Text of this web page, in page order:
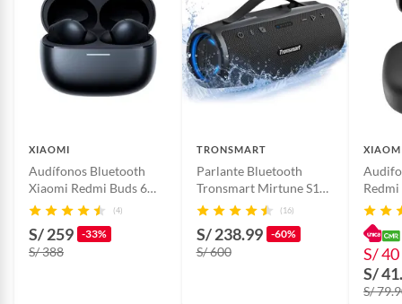
XIAOMI
Audífonos Bluetooth
Xiaomi Redmi Buds 6
Pro Negro
(4)
S/ 259 -33%
S/ 388
TRONSMART
Parlante Bluetooth
Tronsmart Mirtune S100
50W
(16)
S/ 238.99 -60%
S/ 600
Redmi
S/ 40
S/
S/